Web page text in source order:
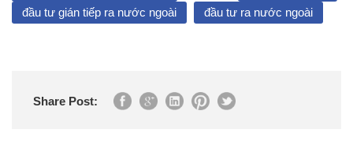
đầu tư gián tiếp ra nước ngoài
đầu tư ra nước ngoài
Share Post: